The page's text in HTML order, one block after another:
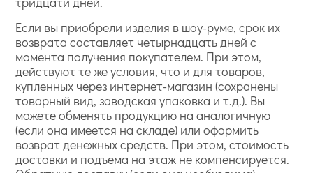
Если вы приобрели изделия в шоу-руме, срок их
возврата составляет четырнадцать дней с
момента получения покупателем. При этом,
действуют те же условия, что и для товаров,
купленных через интернет-магазин (сохранены
товарный вид, заводская упаковка и т.д.). Вы
можете обменять продукцию на аналогичную
(если она имеется на складе) или оформить
возврат денежных средств. При этом, стоимость
доставки и подъема на этаж не компенсируется.